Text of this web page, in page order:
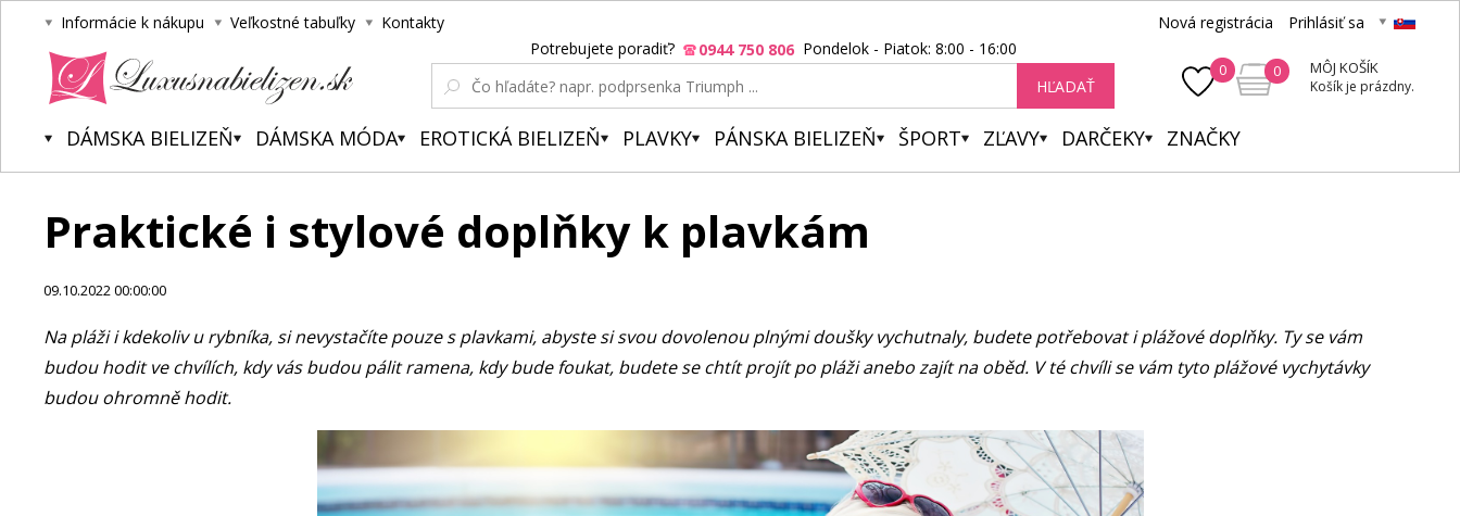
Informácie k nákupu Veľkostné tabuľky Kontakty Nová registrácia Prihlásiť sa
0 0 MÔJ KOŠÍK
Košík je prázdny.
Potrebujete poradiť? 0944 750 806 Pondelok - Piatok: 8:00 - 16:00
HĽADAŤ
DÁMSKA BIELIZEŇ DÁMSKA MÓDA EROTICKÁ BIELIZEŇ PLAVKY PÁNSKA BIELIZEŇ ŠPORT ZĽAVY DARČEKY ZNAČKY
Praktické i stylové doplňky k plavkám
09.10.2022 00:00:00
Na pláži i kdekoliv u rybníka, si nevystačíte pouze s plavkami, abyste si svou dovolenou plnými doušky vychutnaly, budete potřebovat i plážové doplňky. Ty se vám
budou hodit ve chvílích, kdy vás budou pálit ramena, kdy bude foukat, budete se chtít projít po pláži anebo zajít na oběd. V té chvíli se vám tyto plážové vychytávky
budou ohromně hodit.